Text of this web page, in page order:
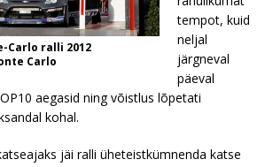
Carlo ralli 2012
Carlo
tempot, kuid
neljal
järgneval
päeval
aegasid ning võistlus lõpetati
kohal.
jäi ralli üheteistkümnenda katse